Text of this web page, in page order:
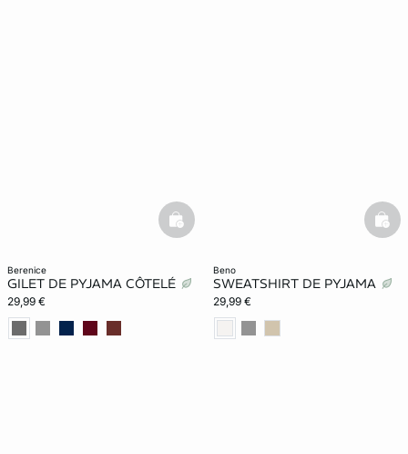
berenice
GILET DE PYJAMA CÔTELÉ
29,99 €
basketfull
beno
SWEATSHIRT DE PYJAMA
29,99 €